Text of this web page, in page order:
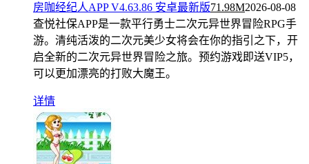
房咖经纪人APP V4.63.86 安卓最新版71.98M2026-08-08
查悦社保APP是一款平行勇士二次元异世界冒险RPG手
游。清纯活泼的二次元美少女将会在你的指引之下，开
启全新的二次元异世界冒险之旅。预约游戏即送VIP5，
可以更加漂亮的打败大魔王。
详情